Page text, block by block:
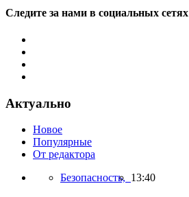
Следите за нами в социальных сетях
Актуально
Новое
Популярные
От редактора
Безопасность, 13:40